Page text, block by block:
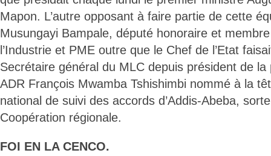
Mapon. L’autre opposant à faire partie de cette
Musungayi Bampale, député honoraire et
l’Industrie et PME outre que le Chef de l’Etat
Secrétaire général du MLC depuis président de la
ADR François Mwamba Tshishimbi nommé à la
national de suivi des accords d’Addis-Abeba,
Coopération régionale.
FOI EN LA CENCO.